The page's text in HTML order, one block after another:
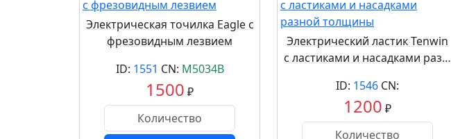
Электрическая точилка Eagle c
фрезовидным лезвием
ID: 1551 CN: M5034B
1500 ₽
Электрический ластик Tenwin
с ластиками и насадками раз…
ID: 1546 CN:
1200 ₽